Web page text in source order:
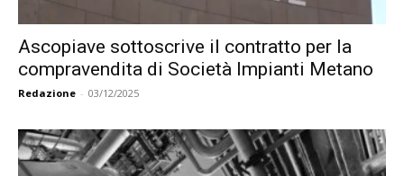
Ascopiave sottoscrive il contratto per la
compravendita di Società Impianti Metano
Redazione - 03/12/2025